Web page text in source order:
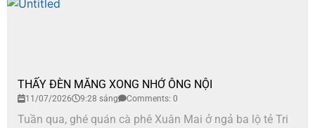
THẤY ĐÈN MĂNG XONG NHỚ ÔNG NỘI
11/07/2026 9:28 sáng Comments: 0
Tuần qua, ghé quán cà phê Xuân Mai ở ngả ba lộ tẻ Tri